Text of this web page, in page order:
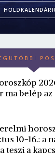
ma belép az
10-16.: a
teszi a